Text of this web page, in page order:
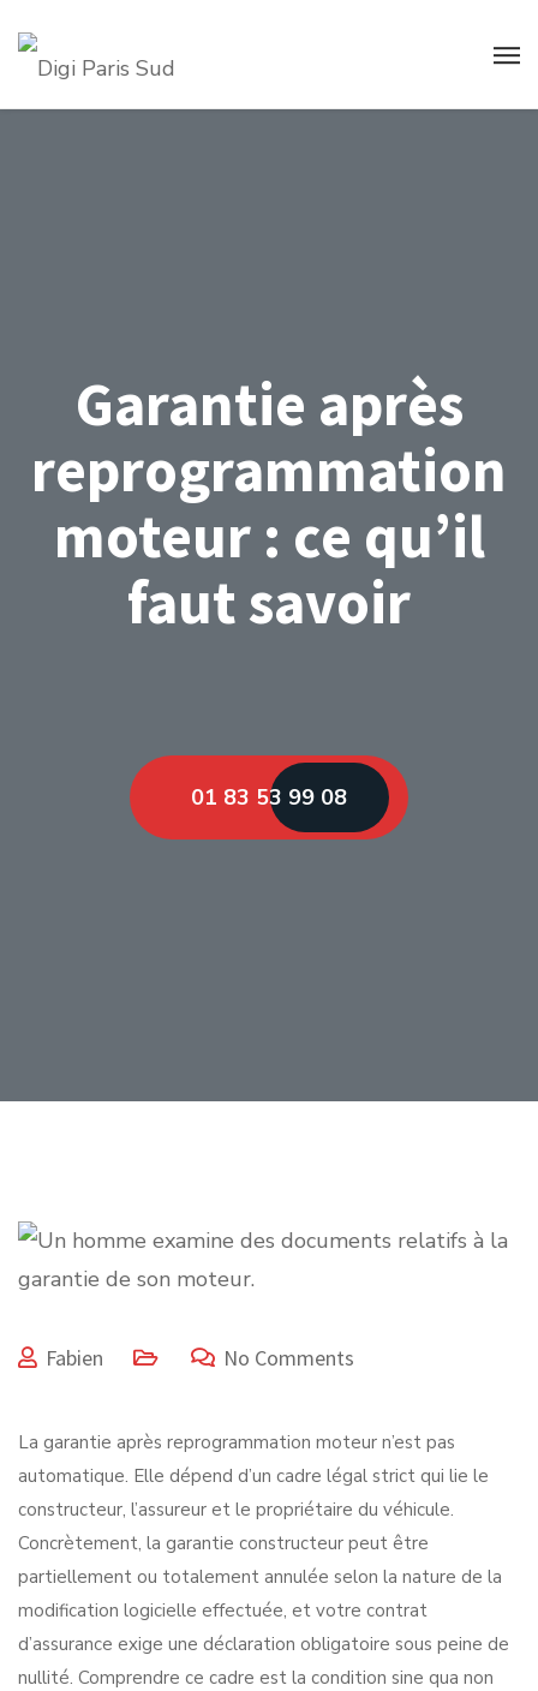
Garantie après
reprogrammation
moteur : ce qu’il
faut savoir
01 83 53 99 08
Fabien No Comments
La garantie après reprogrammation moteur n’est pas
automatique. Elle dépend d’un cadre légal strict qui lie le
constructeur, l’assureur et le propriétaire du véhicule.
Concrètement, la garantie constructeur peut être
partiellement ou totalement annulée selon la nature de la
modification logicielle effectuée, et votre contrat
d’assurance exige une déclaration obligatoire sous peine de
nullité. Comprendre ce cadre est la condition sine qua non